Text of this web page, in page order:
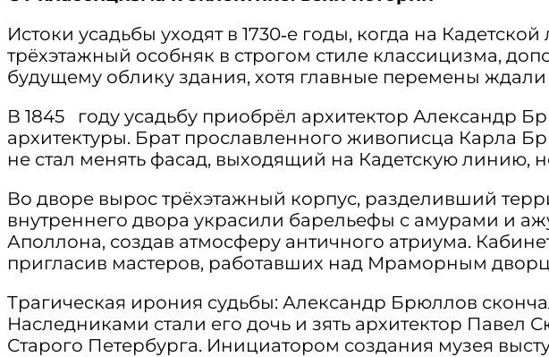
Истоки усадьбы уходят в 1730‑е годы, когда на
трёхэтажный особняк в строгом стиле классицизма,
будущему облику здания, хотя главные перемены ждали
В 1845 году усадьбу приобрёл архитектор Александр
архитектуры. Брат прославленного живописца Карла
не стал менять фасад, выходящий на Кадетскую линию,
Во дворе вырос трёхэтажный корпус, разделивший
внутреннего двора украсили барельефы с амурами и
Аполлона, создав атмосферу античного атриума.
пригласив мастеров, работавших над Мраморным
Трагическая ирония судьбы: Александр Брюллов
Наследниками стали его дочь и зять архитектор Павел
Старого Петербурга. Инициатором создания музея